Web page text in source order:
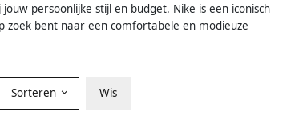
persoonlijke stijl en budget. Nike is een iconisch
zoek bent naar een comfortabele en modieuze
Sorteren Wis